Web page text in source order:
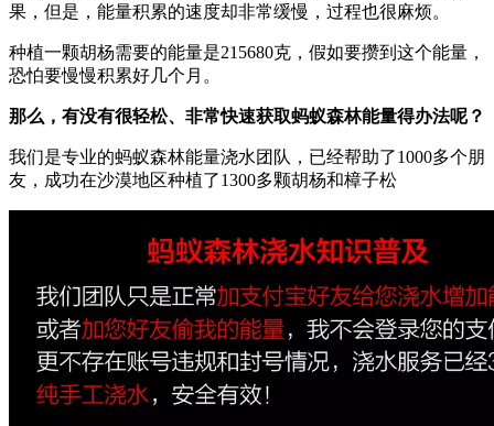
果，但是，能量积累的速度却非常缓慢，过程也很麻烦。
种植一颗胡杨需要的能量是215680克，假如要攒到这个能量，
恐怕要慢慢积累好几个月。
那么，有没有很轻松、非常快速获取蚂蚁森林能量得办法呢？
我们是专业的蚂蚁森林能量浇水团队，已经帮助了1000多个朋
友，成功在沙漠地区种植了1300多颗胡杨和樟子松